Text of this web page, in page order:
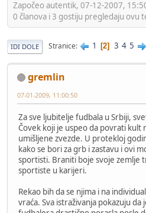
Započeo autentik, 07-12-2007,
0 članova i 3 gostiju pregledaju ovu
IDI DOLE Stranice 1 2 3 4 5
gremlin
07-01-2009, 11:00:50
Za sve ljubitelje fudbala u Srbiji,
Čovek koji je uspeo da povrati
umišljene zvezde. U protekloj
kako se bori za grb i zastavu i ovi
sportisti. Braniti boje svoje zemlje
sportiste u karijeri.
Rekao bih da se njima i na
vraća. Sva istraživanja pokazuju